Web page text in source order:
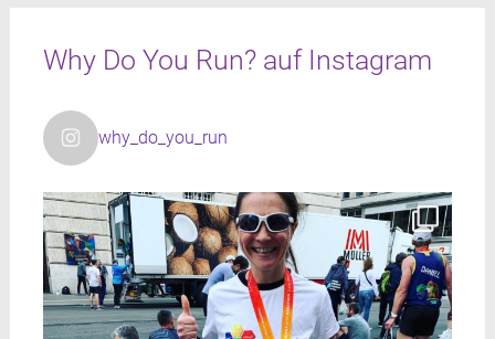
Why Do You Run? auf Instagram
why_do_you_run